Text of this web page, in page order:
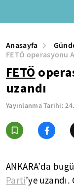
Anasayfa
FETÖ operasyonu
FETÖ
uzandı
Yayınlanma Tarihi:
ANKARA’da
Parti’ye